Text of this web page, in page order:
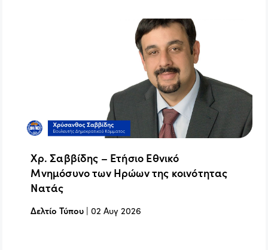
Χρ. Σαββίδης – Ετήσιο Εθνικό
Μνημόσυνο των Ηρώων της κοινότητας
Νατάς
Δελτίο Τύπου |02 Αυγ 2026